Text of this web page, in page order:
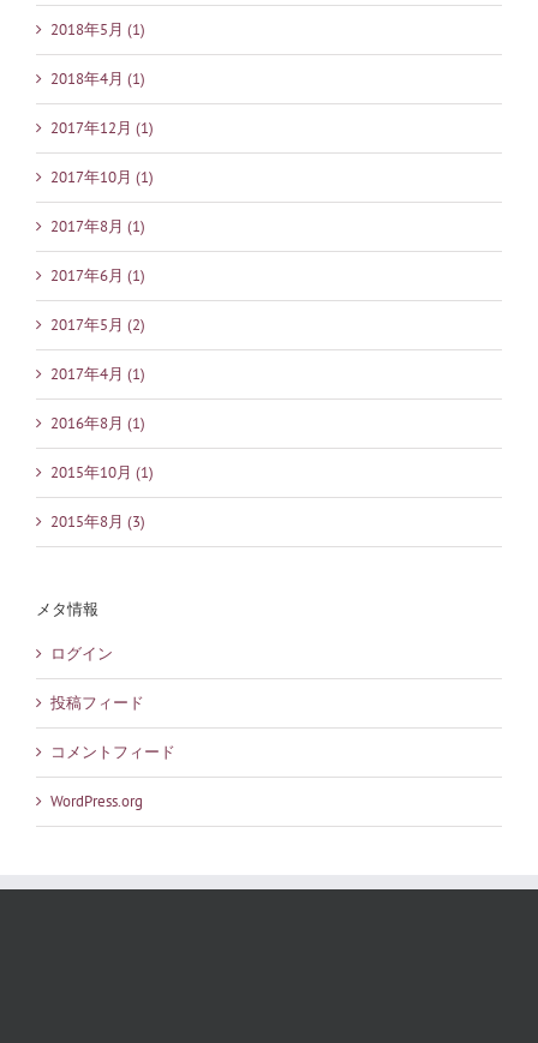
2018年5月 (1)
2018年4月 (1)
2017年12月 (1)
2017年10月 (1)
2017年8月 (1)
2017年6月 (1)
2017年5月 (2)
2017年4月 (1)
2016年8月 (1)
2015年10月 (1)
2015年8月 (3)
メタ情報
ログイン
投稿フィード
コメントフィード
WordPress.org